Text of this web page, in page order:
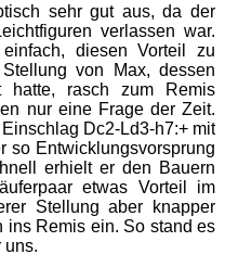
sehr gut aus, da der
verlassen war.
diesen Vorteil zu
von Max, dessen
hatte, rasch zum Remis
nur eine Frage der Zeit.
Dc2-Ld3-h7:+ mit
so Entwicklungsvorsprung
erhielt er den Bauern
etwas Vorteil im
Stellung aber knapper
Remis ein. So stand es
uns.